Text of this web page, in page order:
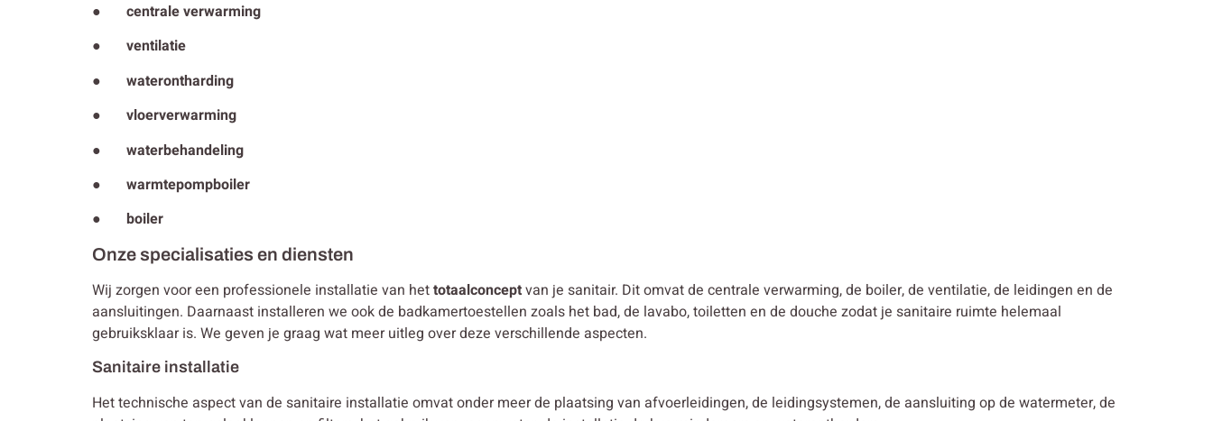
● centrale verwarming
● ventilatie
● waterontharding
● vloerverwarming
● waterbehandeling
● warmtepompboiler
● boiler
Onze specialisaties en diensten
Wij zorgen voor een professionele installatie van hettotaalconceptvan je sanitair. Dit omvat de centrale verwarming, de boiler, de ventilatie, de leidingen en de
aansluitingen. Daarnaast installeren we ook de badkamertoestellen zoals het bad, de lavabo, toiletten en de douche zodat je sanitaire ruimte helemaal
gebruiksklaar is. We geven je graag wat meer uitleg over deze verschillende aspecten.
Sanitaire installatie
Het technische aspect van de sanitaire installatie omvat onder meer de plaatsing van afvoerleidingen, de leidingsystemen, de aansluiting op de watermeter, de